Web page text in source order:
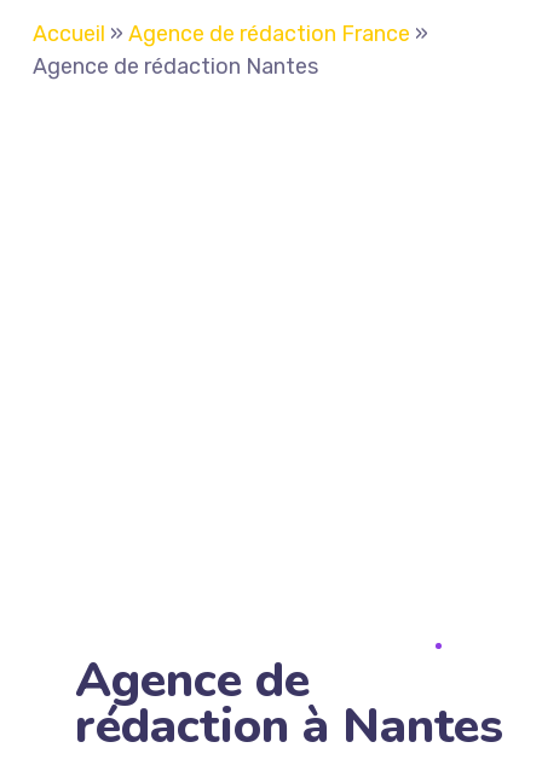
Accueil »Agence de rédaction France »
Agence de rédaction Nantes
Agence de
rédaction à Nantes